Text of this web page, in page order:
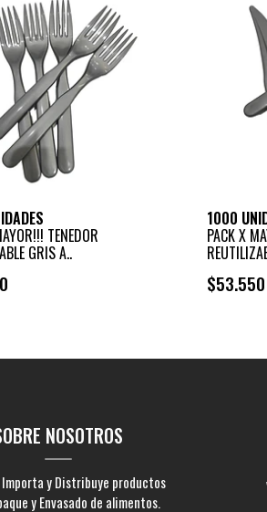
TENEDOR
GRIS A..
1000
PACK X
$53.550
NOSOTROS
Importa y Distribuye productos
y Envasado de alimentos.